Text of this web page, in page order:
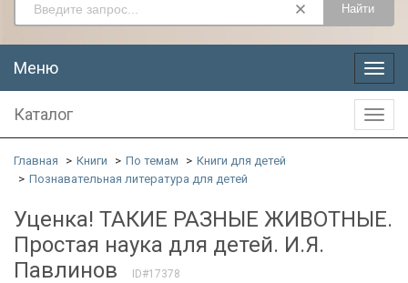
Найти
Меню
Меню
Каталог
Главная Книги По темам
Книги для детей
Познавательная литература для детей
Уценка! ТАКИЕ РАЗНЫЕ ЖИВОТНЫЕ.
Простая наука для детей. И.Я.
Павлинов
ID#17378